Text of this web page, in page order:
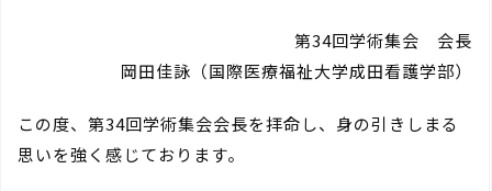
第34回学術集会 会長
岡田佳詠（国際医療福祉大学成田看護学部）
この度、第34回学術集会会長を拝命し、身の引きしまる
思いを強く感じております。